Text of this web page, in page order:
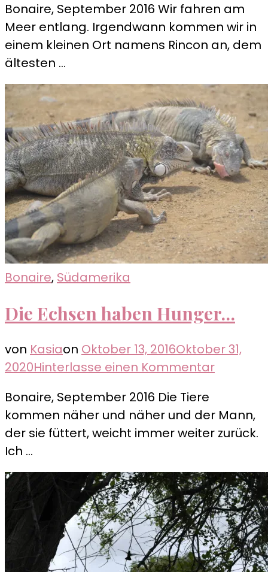
kleiner
Ort
namens
Bonaire, September 2016 Wir fahren am
Meer entlang. Irgendwann kommen wir in
einem kleinen Ort namens Rincon an, dem
ältesten …
Bonaire, Südamerika
Die Echsen haben Hunger…
von Kasiaon Oktober 13, 2016Oktober 31,
2020Hinterlasse einen Kommentarzu
haben
Hunger…
Bonaire, September 2016 Die Tiere
kommen näher und näher und der Mann,
der sie füttert, weicht immer weiter zurück.
Ich …